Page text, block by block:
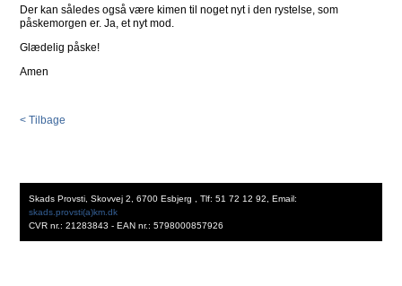
Der kan således også være kimen til noget nyt i den rystelse, som
påskemorgen er. Ja, et nyt mod.
Glædelig påske!
Amen
< Tilbage
Skads Provsti, Skovvej 2, 6700 Esbjerg , Tlf: 51 72 12 92, Email:
skads.provsti(a)km.dk
CVR nr.: 21283843 - EAN nr.: 5798000857926